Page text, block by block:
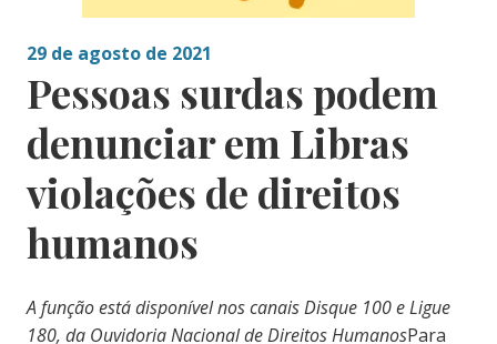
29 de agosto de 2021
Pessoas surdas podem
denunciar em Libras
violações de direitos
humanos
A função está disponível nos canais Disque 100 e Ligue
180, da Ouvidoria Nacional de Direitos HumanosPara